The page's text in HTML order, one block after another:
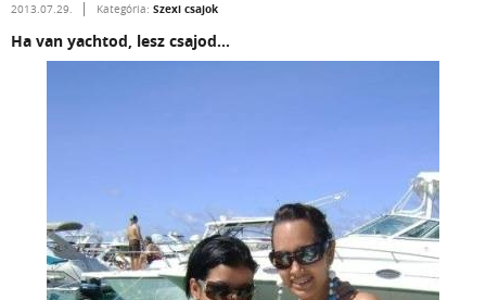
2013.07.29. Kategória: Szexi csajok
Ha van yachtod, lesz csajod...